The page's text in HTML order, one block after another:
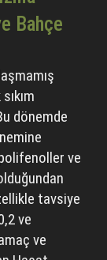
Bahçe
dönemde
ve
tavsiye
ve
ve